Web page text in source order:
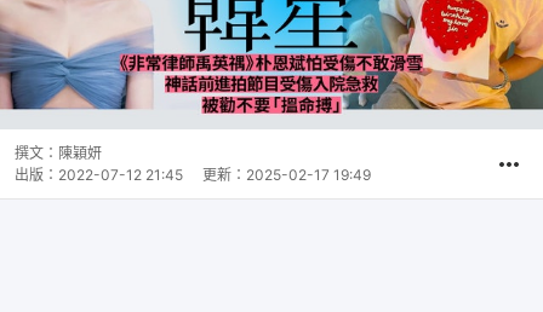
撰文： 陳穎妍
出版： 2022-07-12 21:45 更新： 2025-02-17 19:49